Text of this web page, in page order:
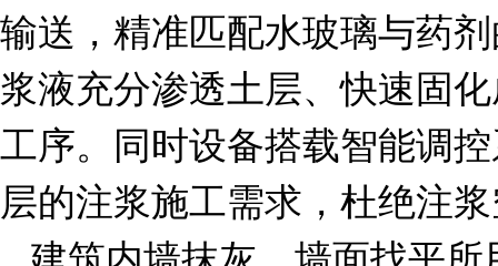
输送，精准匹配水玻璃与药
浆液充分渗透土层、快速固
工序。同时设备搭载智能调
层的注浆施工需求，杜绝注